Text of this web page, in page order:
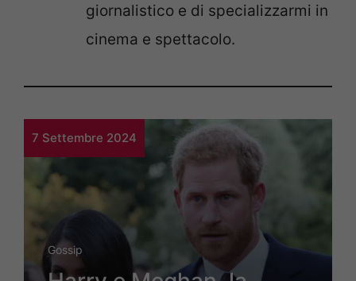
giornalistico e di specializzarmi in
cinema e spettacolo.
7 Settembre 2024
Gossip